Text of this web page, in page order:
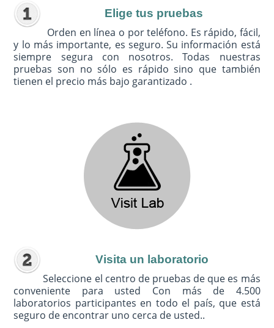
Elige tus pruebas
Orden en línea o por teléfono. Es rápido, fácil,
y lo más importante, es seguro. Su información está
siempre segura con nosotros. Todas nuestras
pruebas son no sólo es rápido sino que también
tienen el precio más bajo garantizado .
Visita un laboratorio
Seleccione el centro de pruebas de que es más
conveniente para usted Con más de 4.500
laboratorios participantes en todo el país, que está
seguro de encontrar uno cerca de usted..